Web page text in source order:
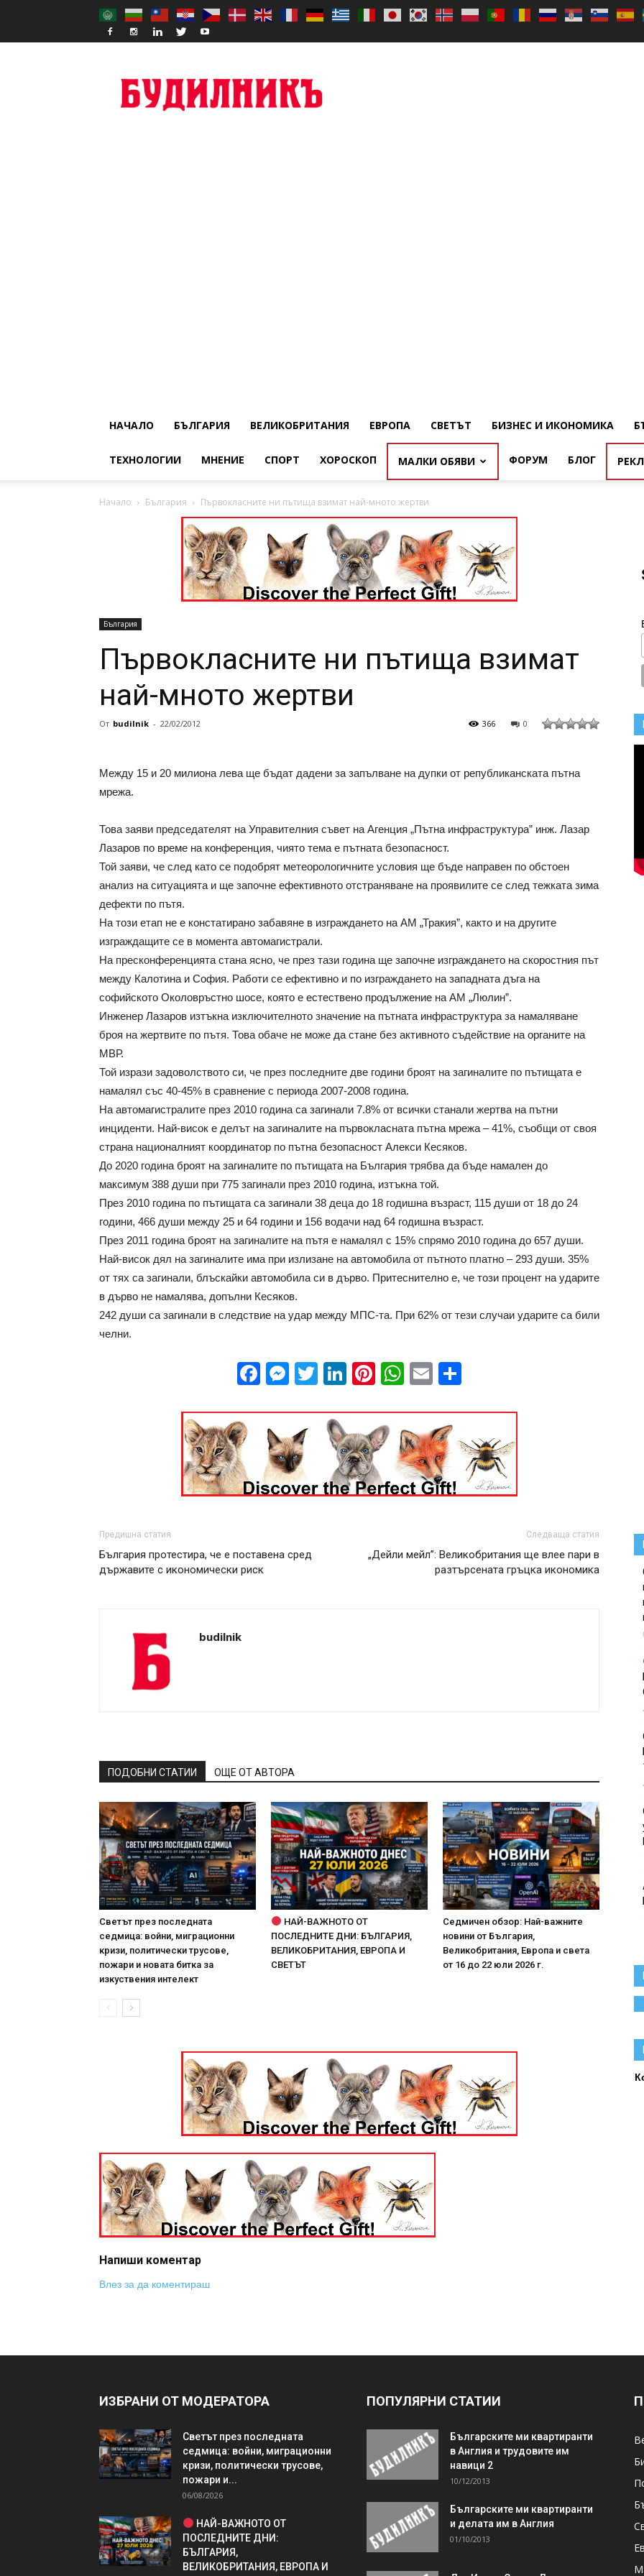
НАЧАЛО БЪЛГАРИЯ ВЕЛИКОБРИТАНИЯ ЕВРОПА СВЕТЪТ БИЗНЕС И ИКОНОМИКА
ТЕХНОЛОГИИ МНЕНИЕ СПОРТ ХОРОСКОП МАЛКИ ОБЯВИ ФОРУМ БЛОГ
Начало България Първокласните ни пътища взимат най-мното жертви
България
Първокласните ни пътища взимат
най-мното жертви
От budilnik - 22/02/2012 0
366
Между 15 и 20 милиона лева ще бъдат дадени за запълване на дупки от републиканската пътна
мрежа.
Това заяви председателят на Управителния съвет на Агенция „Пътна инфраструктура” инж. Лазар
Лазаров по време на конференция, чиято тема е пътната безопасност.
Той заяви, че след като се подобрят метеорологичните условия ще бъде направен по обстоен
анализ на ситуацията и ще започне ефективното отстраняване на проявилите се след тежката зима
дефекти по пътя.
На този етап не е констатирано забавяне в изграждането на АМ „Тракия”, както и на другите
изграждащите се в момента автомагистрали.
На пресконференцията стана ясно, че през тази година ще започне изграждането на скоростния път
между Калотина и София. Работи се ефективно и по изграждането на западната дъга на
софийското Околовръстно шосе, която е естествено продължение на АМ „Люлин”.
Инженер Лазаров изтъкна изключителното значение на пътната инфраструктура за намаляване
броя на жертвите по пътя. Това обаче не може да стане без активното съдействие на органите на
МВР.
Той изрази задоволството си, че през последните две години броят на загиналите по пътищата е
намалял със 40-45% в сравнение с периода 2007-2008 година.
На автомагистралите през 2010 година са загинали 7.8% от всички станали жертва на пътни
инциденти. Най-висок е делът на загиналите на първокласната пътна мрежа – 41%, съобщи от своя
страна националният координатор по пътна безопасност Алекси Кесяков.
До 2020 година броят на загиналите по пътищата на България трябва да бъде намален до
максимум 388 души при 775 загинали през 2010 година, изтъкна той.
През 2010 година по пътищата са загинали 38 деца до 18 годишна възраст, 115 души от 18 до 24
години, 466 души между 25 и 64 години и 156 водачи над 64 годишна възраст.
През 2011 година броят на загиналите на пътя е намалял с 15% спрямо 2010 година до 657 души.
Най-висок дял на загиналите има при излизане на автомобила от пътното платно – 293 души. 35%
от тях са загинали, блъскайки автомобила си в дърво. Притеснително е, че този процент на ударите
в дърво не намалява, допълни Кесяков.
242 души са загинали в следствие на удар между МПС-та. При 62% от тези случаи ударите са били
челни.
Facebook
Messenger
Twitter
LinkedIn
Pinterest
WhatsApp
Email
Предишна статия
България протестира, че е поставена сред
държавите с икономически риск
Следваща статия
„Дейли мейл”: Великобритания ще влее пари в
разтърсената гръцка икономика
budilnik
ПОДОБНИ СТАТИИ ОЩЕ ОТ АВТОРА
Светът през последната
седмица: войни, миграционни
кризи, политически трусове,
пожари и новата битка за
изкуствения интелект
НАЙ-ВАЖНОТО ОТ
ПОСЛЕДНИТЕ ДНИ: БЪЛГАРИЯ,
ВЕЛИКОБРИТАНИЯ, ЕВРОПА И
СВЕТЪТ
Седмичен обзор: Най-важните
новини от България,
Великобритания, Европа и света
от 16 до 22 юли 2026 г.
Напиши коментар
Влез за да коментираш
ИЗБРАНИ ОТ МОДЕРАТОРА
Светът през последната
седмица: войни, миграционни
кризи, политически трусове,
пожари и...
06/08/2026
НАЙ-ВАЖНОТО ОТ
ПОСЛЕДНИТЕ ДНИ:
БЪЛГАРИЯ,
ВЕЛИКОБРИТАНИЯ, ЕВРОПА И
ПОПУЛЯРНИ СТАТИИ
Българските ми квартиранти
в Англия и трудовите им
навици 2
10/12/2013
Българските ми квартиранти
и делата им в Англия
01/10/2013